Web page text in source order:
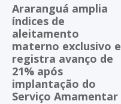
Araranguá amplia
índices de
aleitamento
materno exclusivo e
registra avanço de
21% após
implantação do
Serviço Amamentar